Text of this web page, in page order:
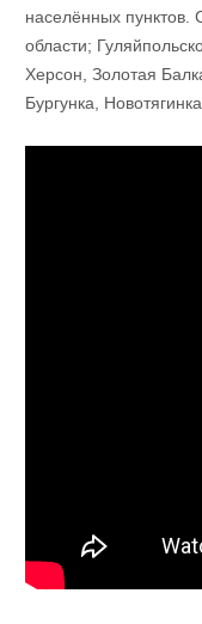
населённых пунктов.
области;
Херсон, Золотая
Бургунка,